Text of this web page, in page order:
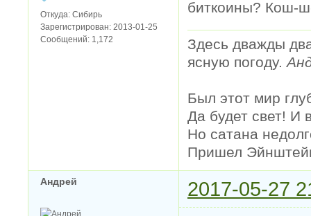
Откуда: Сибирь
Зарегистрирован: 2013-01-25
Сообщений: 1,172
биткоины? Кош-
Здесь дважды
ясную погоду.
Был этот мир
Да будет свет! И
Но сатана
Пришел
Андрей 2017-05-27